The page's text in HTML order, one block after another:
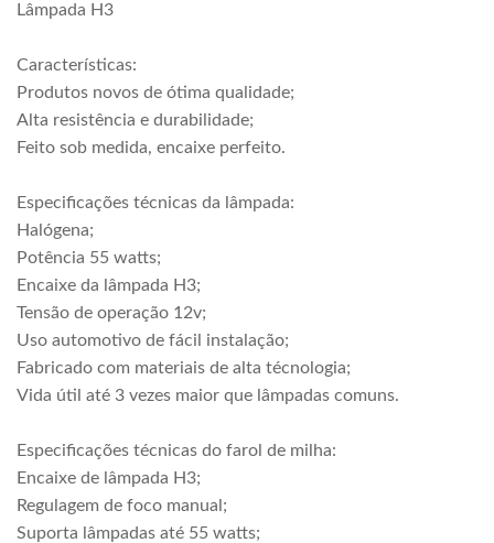
Lâmpada H3
Características:
Produtos novos de ótima qualidade;
Alta resistência e durabilidade;
Feito sob medida, encaixe perfeito.
Especificações técnicas da lâmpada:
Halógena;
Potência 55 watts;
Encaixe da lâmpada H3;
Tensão de operação 12v;
Uso automotivo de fácil instalação;
Fabricado com materiais de alta técnologia;
Vida útil até 3 vezes maior que lâmpadas comuns.
Especificações técnicas do farol de milha:
Encaixe de lâmpada H3;
Regulagem de foco manual;
Suporta lâmpadas até 55 watts;